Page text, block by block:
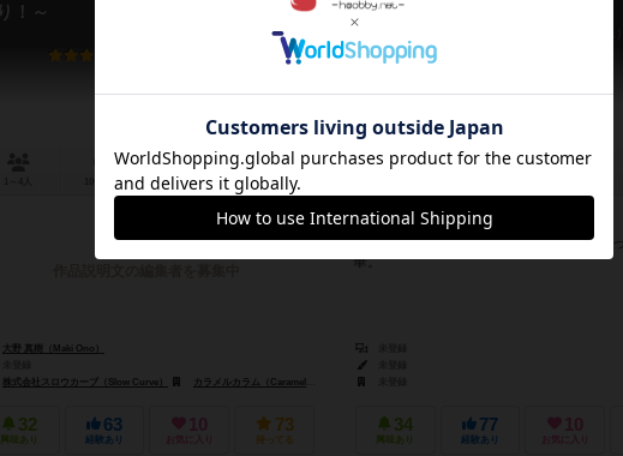
り！～
10分前後 10歳～ 5件
大野 真樹（Maki Ono）
株式会社スロウカーブ（Slow Curve）
カラメルカラム（Caramel Column Inc.）
32
興味あり
63
経験あり
10
お気に入り
73
持ってる
呪術廻戦のボードゲーム！
アクリルスタンドやタイルががっつり入
華。
34
興味あり
77
経験あり
10
お気に入り